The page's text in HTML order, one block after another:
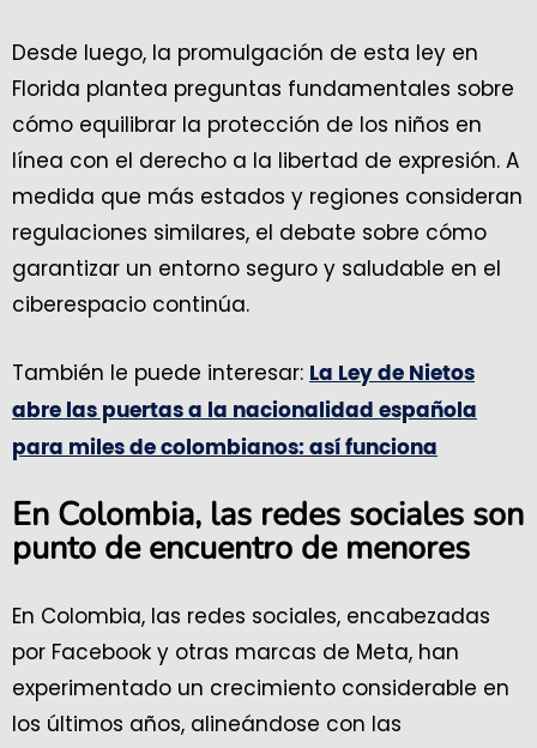
Desde luego, la promulgación de esta ley en
Florida plantea preguntas fundamentales sobre
cómo equilibrar la protección de los niños en
línea con el derecho a la libertad de expresión. A
medida que más estados y regiones consideran
regulaciones similares, el debate sobre cómo
garantizar un entorno seguro y saludable en el
ciberespacio continúa.
También le puede interesar: La Ley de Nietos
abre las puertas a la nacionalidad española
para miles de colombianos: así funciona
En Colombia, las redes sociales son
punto de encuentro de menores
En Colombia, las redes sociales, encabezadas
por Facebook y otras marcas de Meta, han
experimentado un crecimiento considerable en
los últimos años, alineándose con las